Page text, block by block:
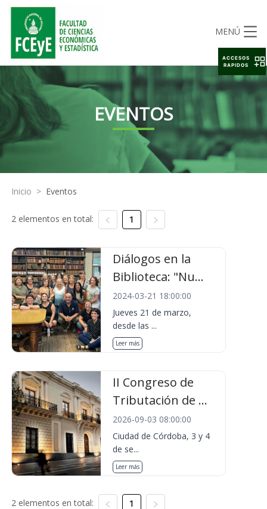
MENÚ
EVENTOS
Inicio > Eventos
2 elementos en total: 1
Diálogos en la
Biblioteca: "Nu...
2024-03-21 18:00:00
Jueves 21 de marzo,
desde las ...
Leer más
II Congreso de
Tributación de ...
2026-09-03 08:00:00
Ciudad de Córdoba, 3 y 4
de se...
Leer más
2 elementos en total: 1
ACCESOS
RAPIDOS